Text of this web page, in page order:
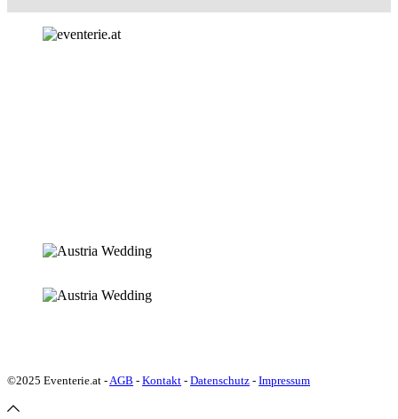
©2025 Eventerie.at -AGB - Kontakt - Datenschutz - Impressum